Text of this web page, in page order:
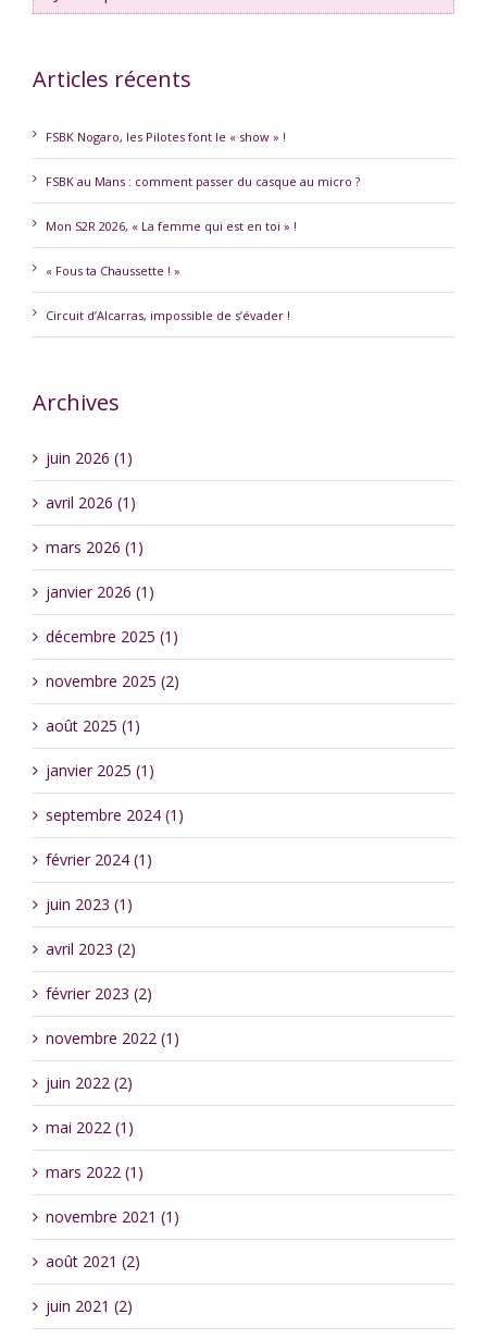
Articles récents
FSBK Nogaro, les Pilotes font le « show » !
FSBK au Mans : comment passer du casque au micro ?
Mon S2R 2026, « La femme qui est en toi » !
« Fous ta Chaussette ! »
Circuit d’Alcarras, impossible de s’évader !
Archives
juin 2026 (1)
avril 2026 (1)
mars 2026 (1)
janvier 2026 (1)
décembre 2025 (1)
novembre 2025 (2)
août 2025 (1)
janvier 2025 (1)
septembre 2024 (1)
février 2024 (1)
juin 2023 (1)
avril 2023 (2)
février 2023 (2)
novembre 2022 (1)
juin 2022 (2)
mai 2022 (1)
mars 2022 (1)
novembre 2021 (1)
août 2021 (2)
juin 2021 (2)